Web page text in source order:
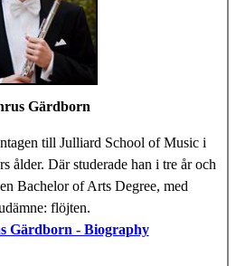
Gärdborn
till Julliard School of Music i
ålder. Där studerade han i tre år och
Bachelor of Arts Degree, med
flöjten.
Gärdborn - Biography